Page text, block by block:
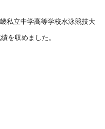
私立中学高等学校水泳競技大
を収めました。